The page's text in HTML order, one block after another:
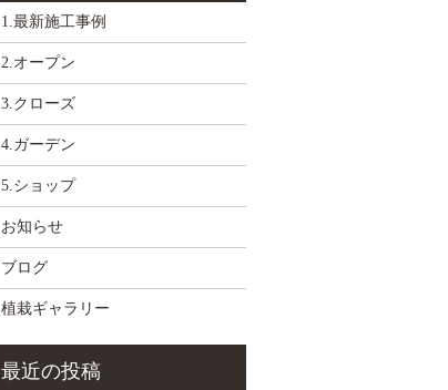
1.最新施工事例
2.オープン
3.クローズ
4.ガーデン
5.ショップ
お知らせ
ブログ
植栽ギャラリー